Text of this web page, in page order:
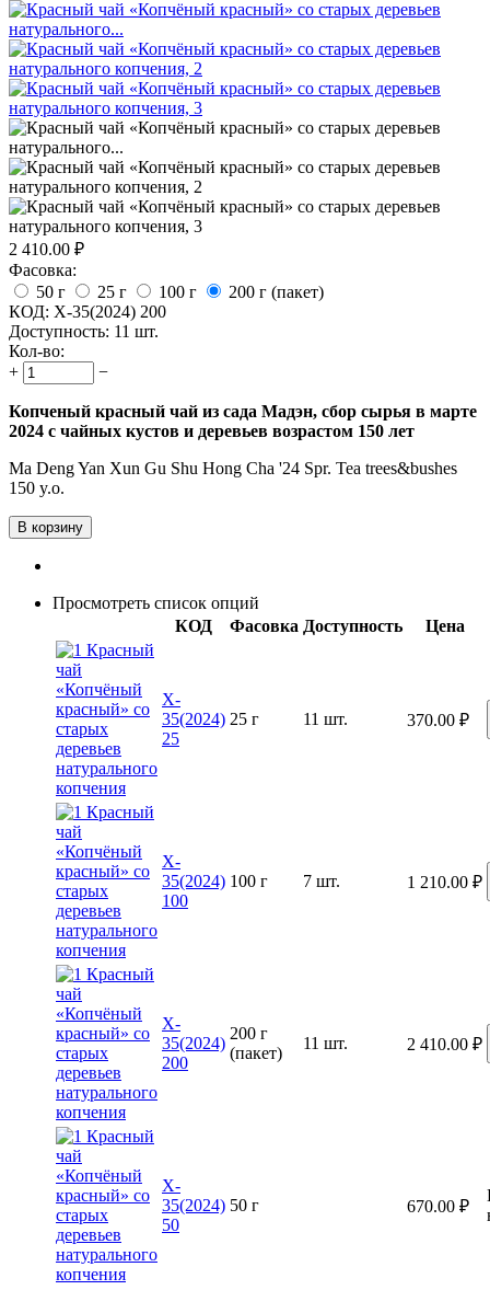
2 410.00 ₽
Фасовка:
50 г
25 г 100 г
200 г (пакет)
КОД: X-35(2024) 200
Доступность: 11 шт.
Кол-во:
+
−
Копченый красный чай из сада Мадэн, сбор сырья в марте
2024 с чайных кустов и деревьев возрастом 150 лет
Ma Deng Yan Xun Gu Shu Hong Cha '24 Spr. Tea trees&bushes
150 y.o.
В корзину
Просмотреть список опций
КОД
Фасовка Доступность Цена
X-
35(2024)
25
25 г 11 шт. 370.00 ₽
X-
35(2024)
100
100 г 7 шт. 1 210.00 ₽
X-
35(2024)
200
200 г
(пакет)
11 шт. 2 410.00 ₽
X-
35(2024)
50
50 г 670.00 ₽